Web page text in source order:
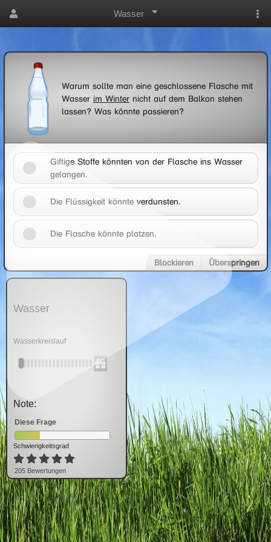
Wasser
Warum sollte man eine geschlossene Flasche mit
Wasser im Winter nicht auf dem Balkon stehen
lassen? Was könnte passieren?
Giftige Stoffe könnten von der Flasche ins Wasser
gelangen.
Die Flüssigkeit könnte verdunsten.
Die Flasche könnte platzen.
Blockieren Überspringen
Wasser
Wasserkreislauf
Note:
Diese Frage
Schwierigkeitsgrad
205 Bewertungen